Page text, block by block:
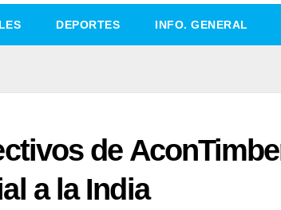
DEPORTES INFO. GENERAL
de
a la India